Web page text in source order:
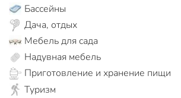
Бассейны
Дача, отдых
Мебель для сада
Надувная мебель
Приготовление и хранение пищи
Туризм